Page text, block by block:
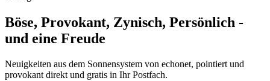
Böse, Provokant, Zynisch, Persönlich -
und eine Freude
Neuigkeiten aus dem Sonnensystem von echonet, pointiert und
provokant direkt und gratis in Ihr Postfach.